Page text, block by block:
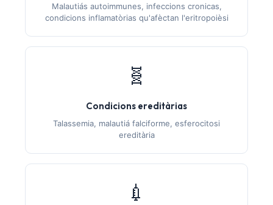
Malautiás autoimmunes, infeccions cronicas,
condicions inflamatòrias qu'afèctan l'eritropoièsi
🧬
Condicions ereditàrias
Talassemia, malautiá falciforme, esferocitosi
ereditària
💉